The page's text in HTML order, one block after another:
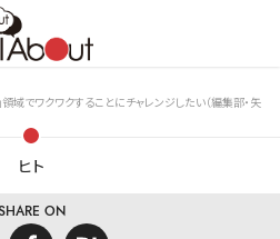
域でワクワクすることにチャレンジしたい（編集部・矢
ヒト
ON